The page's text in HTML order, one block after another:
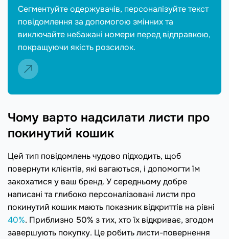
Cегментуйте одержувачів, персоналізуйте текст
повідомлення за допомогою змінних та
виключайте небажані номери перед відправкою,
покращуючи якість розсилок.
Чому варто надсилати листи про
покинутий кошик
Цей тип повідомлень чудово підходить, щоб
повернути клієнтів, які вагаються, і допомогти їм
закохатися у ваш бренд. У середньому добре
написані та глибоко персоналізовані листи про
покинутий кошик мають показник відкриттів на рівні
40%. Приблизно 50% з тих, хто їх відкриває, згодом
завершують покупку. Це робить листи-повернення